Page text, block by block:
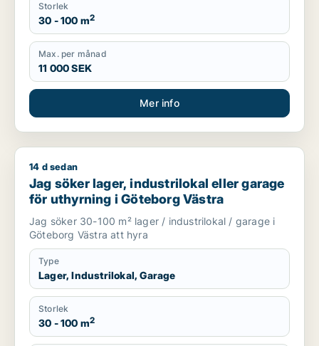
Storlek
30 - 100 m2
Max. per månad
11 000 SEK
Mer info
Jag söker lager, industrilokal eller garage för uthyrning i
14 d sedan
Jag söker lager, industrilokal eller garage
för uthyrning i Göteborg Västra
Jag söker 30-100 m² lager / industrilokal / garage i
Göteborg Västra att hyra
Type
Lager, Industrilokal, Garage
Storlek
30 - 100 m2